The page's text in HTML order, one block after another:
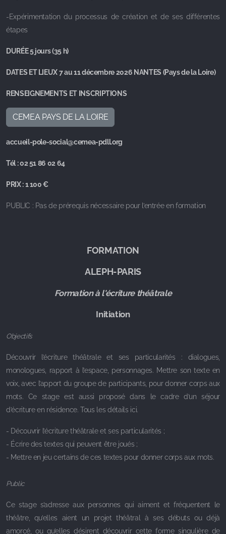
-Expérimentation du processus de création et de ses différentes
étapes
DURÉE 5 jours (35 h)
DATES ET LIEUX 7 au 11 décembre 2026 NANTES (Pays de la Loire)
RENSEIGNEMENTS ET INSCRIPTIONS
CEMEA PAYS DE LA LOIRE
accueil-pole-social@cemea-pdll.org
Tél : 02 51 86 02 64
PRIX : 1 100 €
PUBLIC : Pas de prérequis nécessaire pour l’entrée en formation
FORMATION
ALEPH-PARIS
Formation à l'écriture théâtrale
Initiation
Objectifs
Découvrir l’écriture théâtrale et ses particularités : dialogues,
monologues, rapport à l’espace, personnages. Mettre son texte en
voix, avec l’apport du groupe de participants, pour donner corps aux
mots. Ce stage est aussi proposé dans le cadre d’un séjour
d’écriture en résidence. Tous les détails ici.
- Découvrir l’écriture théâtrale et ses particularités ;
- Écrire des textes qui peuvent être joués ;
- Mettre en jeu certains de ces textes pour donner corps aux mots.
Public
Ce stage s’adresse aux personnes qui aiment et fréquentent le
théâtre, qu’elles aient un projet théâtral à ses débuts ou déjà
amorcé, ou qu’elles désirent découvrir cette forme singulière de